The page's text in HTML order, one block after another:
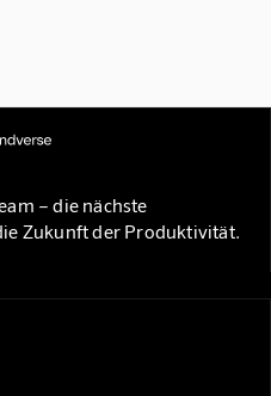
– die nächste
Zukunft der Produktivität.